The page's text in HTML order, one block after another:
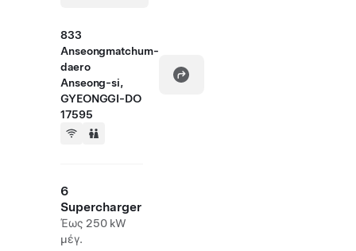
833
Anseongmatchum-
daero
Anseong-si,
GYEONGGI-DO
17595
6
Supercharger
Έως 250 kW
μέγ.